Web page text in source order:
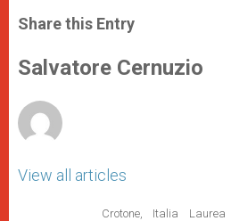
t
s
p
p
s
e
g
e
e
b
o
k
r
Share this Entry
Salvatore Cernuzio
View all articles
Crotone, Italia